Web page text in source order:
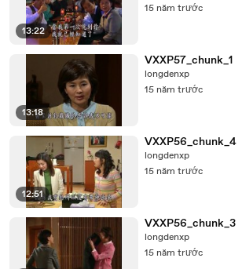
13:22
15 năm trước
13:18
VXXP57_chunk_1
longdenxp
15 năm trước
12:51
VXXP56_chunk_4
longdenxp
15 năm trước
VXXP56_chunk_3
longdenxp
15 năm trước